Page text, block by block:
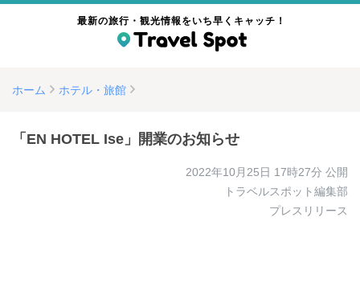
最新の旅行・観光情報をいち早くキャッチ！
ホーム ホテル・旅館
「EN HOTEL Ise」開業のお知らせ
2022年10月25日 17時27分 公開
トラベルスポット編集部
プレスリリース